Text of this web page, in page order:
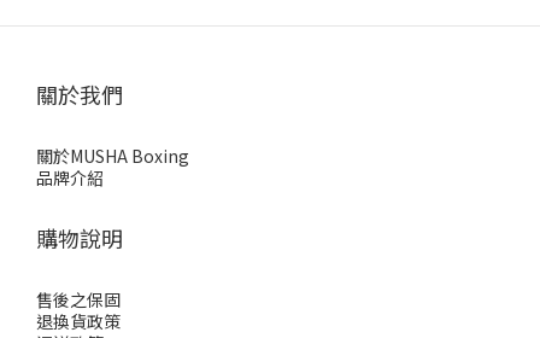
關於我們
關於MUSHA Boxing
品牌介紹
購物說明
售後之保固
退換貨政策